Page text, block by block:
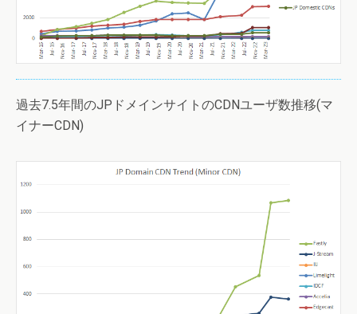
過去7.5年間のJPドメインサイトのCDNユーザ数推移(マ
イナーCDN)